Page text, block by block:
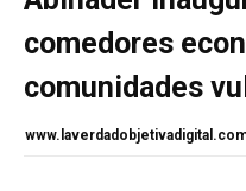
comedores
comunidades